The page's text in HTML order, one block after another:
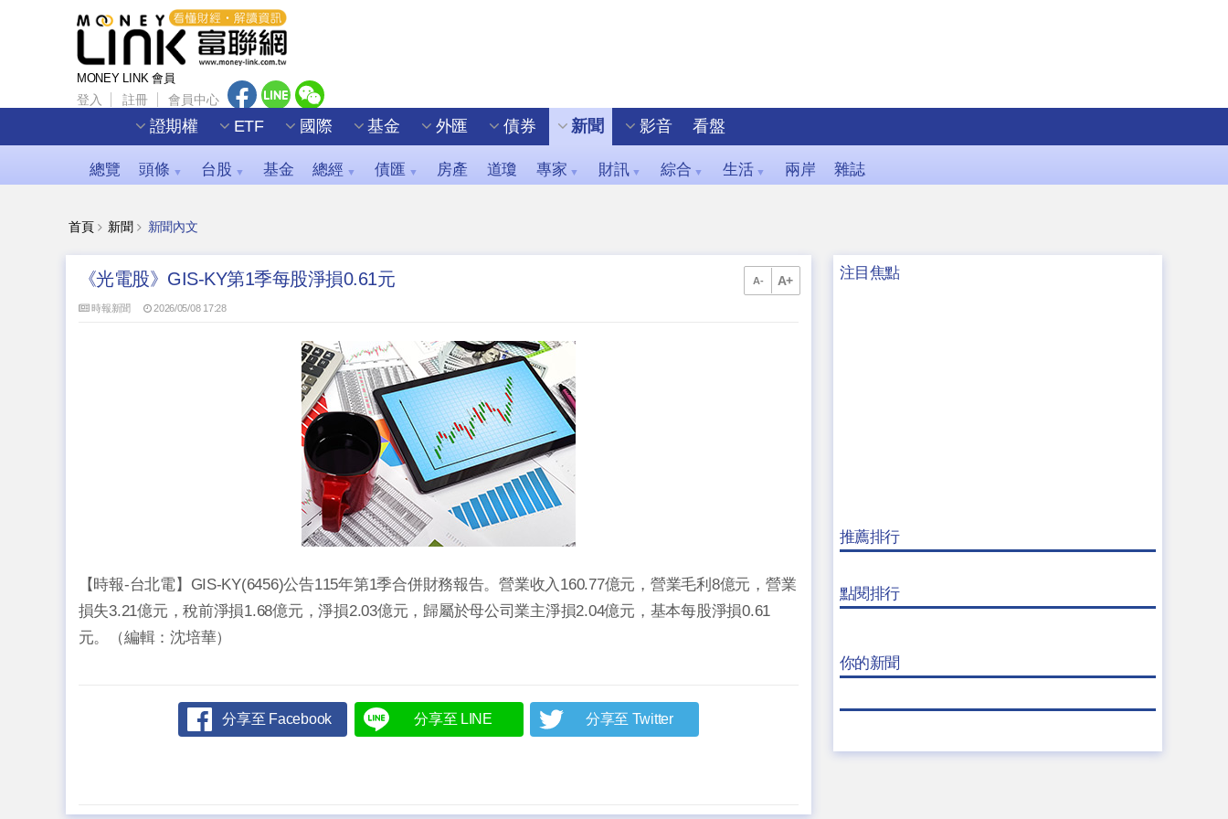
MONEY LINK 會員
登入 註冊 會員中心
證期權 ETF 國際 基金 外匯 債券 新聞 影音 看盤
總覽 頭條 ▼ 台股 ▼ 基金 總經 ▼ 債匯 ▼ 房產 道瓊 專家 ▼ 財訊 ▼ 綜合 ▼ 生活 ▼ 兩岸 雜誌
首頁 新聞 新聞內文
A- A+
《光電股》GIS-KY第1季每股淨損0.61元
時報新聞 2026/05/08 17:28
【時報-台北電】GIS-KY(6456)公告115年第1季合併財務報告。營業收入160.77億元，營業毛利8億元，營業
損失3.21億元，稅前淨損1.68億元，淨損2.03億元，歸屬於母公司業主淨損2.04億元，基本每股淨損0.61
元。（編輯：沈培華）
分享至 Facebook 分享至 LINE 分享至 Twitter
注目焦點
推薦排行
點閱排行
你的新聞